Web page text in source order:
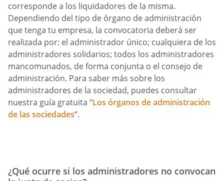
corresponde a los liquidadores de la misma.
Dependiendo del tipo de órgano de administración
que tenga tu empresa, la convocatoria deberá ser
realizada por: el administrador único; cualquiera de los
administradores solidarios; todos los administradores
mancomunados, de forma conjunta o el consejo de
administración. Para saber más sobre los
administradores de la sociedad, puedes consultar
nuestra guía gratuita “Los órganos de administración
de las sociedades“.
¿Qué ocurre si los administradores no convocan